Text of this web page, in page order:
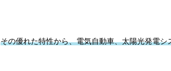
その優れた特性から、電気自動車、太陽光発電